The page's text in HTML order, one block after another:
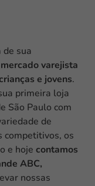
sua
varejista
e jovens.
primeira loja
São Paulo com
de
competitivos, os
e hoje contamos
ABC,
nossas